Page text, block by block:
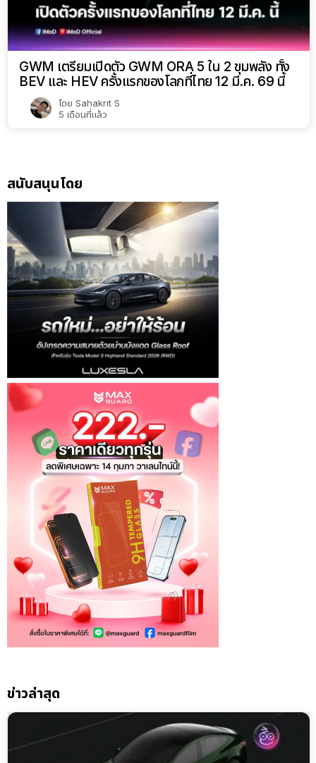
GWM เตรียมเปิดตัว GWM ORA 5 ใน 2 ขุมพลัง ทั้ง
BEV และ HEV ครั้งแรกของโลกที่ไทย 12 มี.ค. 69 นี้
โดย Sahakrit S
5 เดือนที่แล้ว
สนับสนุนโดย
ข่าวล่าสุด